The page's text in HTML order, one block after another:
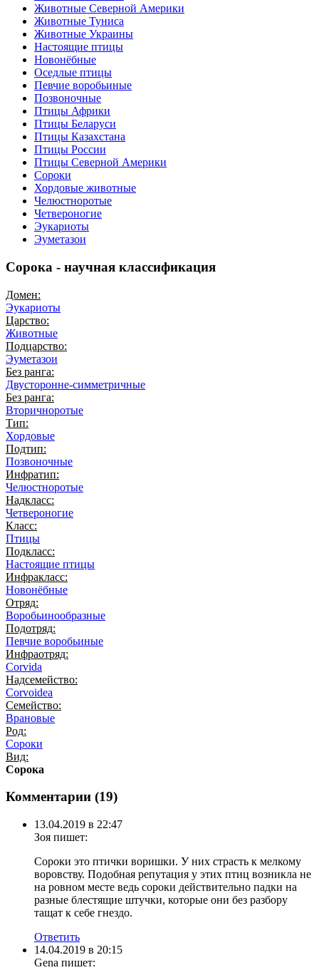
Животные Северной Америки
Животные Туниса
Животные Украины
Настоящие птицы
Новонёбные
Оседлые птицы
Певчие воробьиные
Позвоночные
Птицы Африки
Птицы Беларуси
Птицы Казахстана
Птицы России
Птицы Северной Америки
Сороки
Хордовые животные
Челюстноротые
Четвероногие
Эукариоты
Эуметазои
Сорока - научная классификация
Домен:
Эукариоты
Царство:
Животные
Подцарство:
Эуметазои
Без ранга:
Двусторонне-симметричные
Без ранга:
Вторичноротые
Тип:
Хордовые
Подтип:
Позвоночные
Инфратип:
Челюстноротые
Надкласс:
Четвероногие
Класс:
Птицы
Подкласс:
Настоящие птицы
Инфракласс:
Новонёбные
Отряд:
Воробьинообразные
Подотряд:
Певчие воробьиные
Инфраотряд:
Corvida
Надсемейство:
Corvoidea
Семейство:
Врановые
Род:
Сороки
Вид:
Сорока
Комментарии (19)
13.04.2019 в 22:47
Зоя пишет:
Сороки это птички воришки. У них страсть к мелкому
воровству. Подобная репутация у этих птиц возникла не
на ровном месте ведь сороки действительно падки на
разные блестящие штучки, которые они без разбору
тащат к себе гнездо.
Ответить
14.04.2019 в 20:15
Gena пишет: